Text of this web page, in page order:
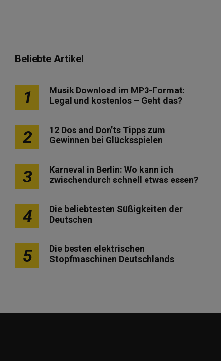
Beliebte Artikel
1
Musik Download im MP3-Format:
Legal und kostenlos – Geht das?
2
12 Dos and Don’ts Tipps zum
Gewinnen bei Glücksspielen
3
Karneval in Berlin: Wo kann ich
zwischendurch schnell etwas essen?
4
Die beliebtesten Süßigkeiten der
Deutschen
5
Die besten elektrischen
Stopfmaschinen Deutschlands